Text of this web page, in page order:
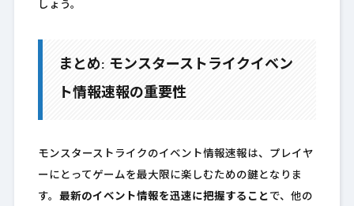
しょう。
まとめ: モンスターストライクイベン
ト情報速報の重要性
モンスターストライクのイベント情報速報は、プレイヤ
ーにとってゲームを最大限に楽しむための鍵となりま
す。 最新のイベント情報を迅速に把握すること で、他の